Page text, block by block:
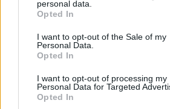
personal data.
Opted In
I want to opt-out of the Sale of my
Personal Data.
Opted In
I want to opt-out of processing my
Personal Data for Targeted
Opted In
Hasznos
Impresszum
Szerzői jogok
Adatvédelmi tájékoztató
Cookie-kezelési tájékoztató